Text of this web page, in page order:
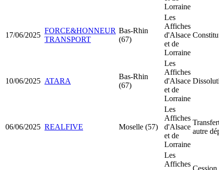
Lorraine
17/06/2025
FORCE&HONNEUR
TRANSPORT
Bas-Rhin
(67)
Les
Affiches
d'Alsace
et de
Lorraine
10/06/2025 ATARA
Bas-Rhin
(67)
Les
Affiches
d'Alsace
et de
Lorraine
06/06/2025 REALFIVE Moselle (57)
Les
Affiches
d'Alsace
et de
Lorraine
autre
Les
Affiches
Cession